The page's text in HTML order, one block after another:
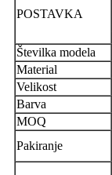
POSTAVKA
Številka modela
Material
Velikost
Barva
MOQ
Pakiranje